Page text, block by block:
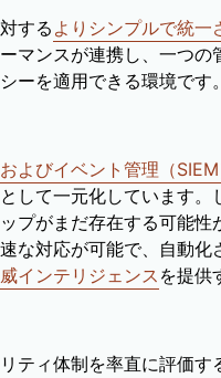
する よりシンプルで統一
マンスが連携し、一つの
ーを適用できる環境です
よびイベント管理（
して一元化しています。
プがまだ存在する可能性
な対応が可能で、自動化
インテリジェンス を提供
ティ体制を率直に評価す